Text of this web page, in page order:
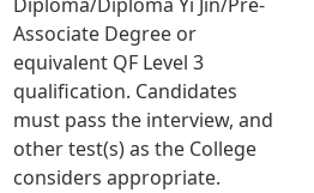
Diploma/Diploma Yi Jin/Pre-
Associate Degree or
equivalent QF Level 3
qualification. Candidates
must pass the interview, and
other test(s) as the College
considers appropriate.